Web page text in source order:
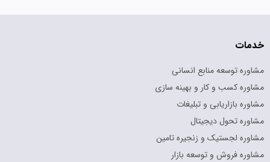
مناسب شما هستند، از آنها بخواهید یک بازی تعاملی با کارمندانخدمات
مشاوره توسعه منابع انسانی
مشاوره کسب و کار و بهینه سازی
مشاوره بازاریابی و تبلیغات
مشاوره تحول دیجیتال
مشاوره لجستیک و زنجیره تامین
مشاوره فروش و توسعه بازار